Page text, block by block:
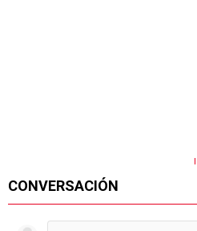
CONVERSACIÓN